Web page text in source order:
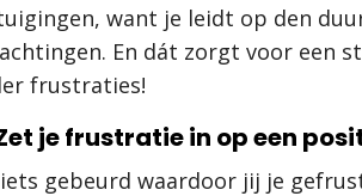
want je leidt op den
En dát zorgt voor een
frustraties!
je frustratie in op een
iets gebeurd waardoor jij je